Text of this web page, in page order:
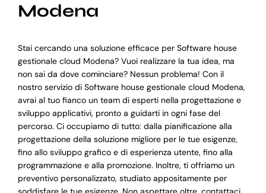
Modena
Stai cercando una soluzione efficace per Software house
gestionale cloud Modena? Vuoi realizzare la tua idea, ma
non sai da dove cominciare? Nessun problema! Con il
nostro servizio di Software house gestionale cloud Modena,
avrai al tuo fianco un team di esperti nella progettazione e
sviluppo applicativi, pronto a guidarti in ogni fase del
percorso. Ci occupiamo di tutto: dalla pianificazione alla
progettazione della soluzione migliore per le tue esigenze,
fino allo sviluppo grafico e di esperienza utente, fino alla
programmazione e alla promozione. Inoltre, ti offriamo un
preventivo personalizzato, studiato appositamente per